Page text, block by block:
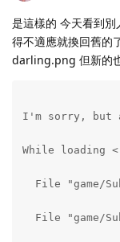
是這樣的 今天看到
得不適應就換回舊的
darling.png 但新的